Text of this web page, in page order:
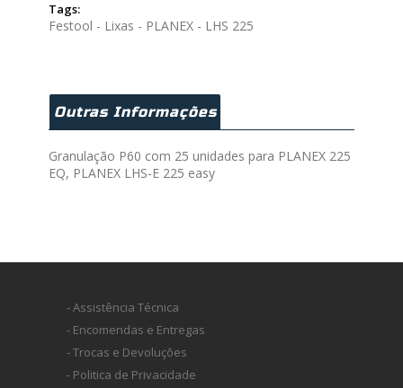
Tags:
Festool - Lixas - PLANEX - LHS 225
Outras Informações
Granulação P60 com 25 unidades para PLANEX 225
EQ, PLANEX LHS-E 225 easy
- Assistência Técnica
- Encomendas e Entregas
- Trocas e Devoluções
- Politica de Privacidade